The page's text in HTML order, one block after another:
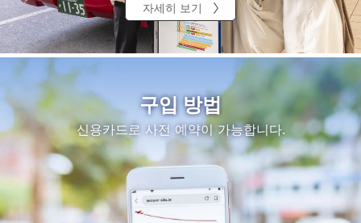
자세히 보기
구입 방법
신용카드로 사전 예약이 가능합니다.